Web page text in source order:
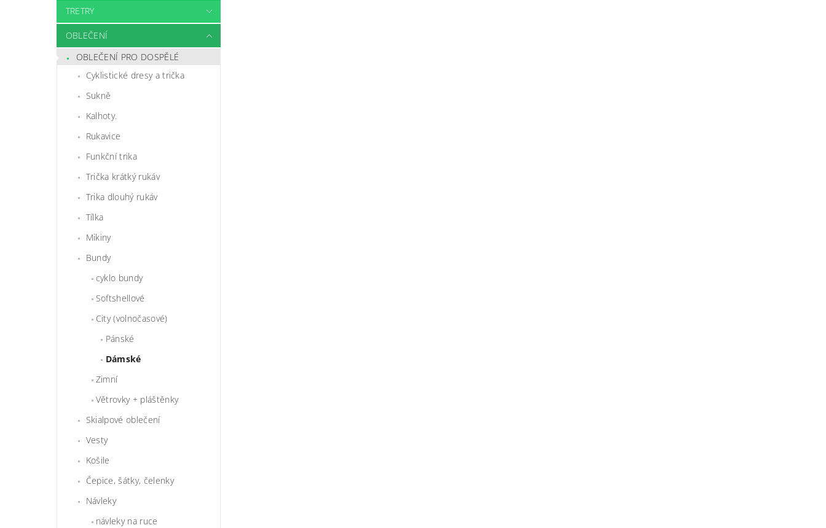
TRETRY
OBLEČENÍ
OBLEČENÍ PRO DOSPĚLÉ
Cyklistické dresy a trička
Sukně
Kalhoty.
Rukavice
Funkční trika
Trička krátký rukáv
Trika dlouhý rukáv
Tílka
Mikiny
Bundy
cyklo bundy
Softshellové
City (volnočasové)
Pánské
Dámské
Zimní
Větrovky + pláštěnky
Skialpové oblečení
Vesty
Košile
Čepice, šátky, čelenky
Návleky
návleky na ruce